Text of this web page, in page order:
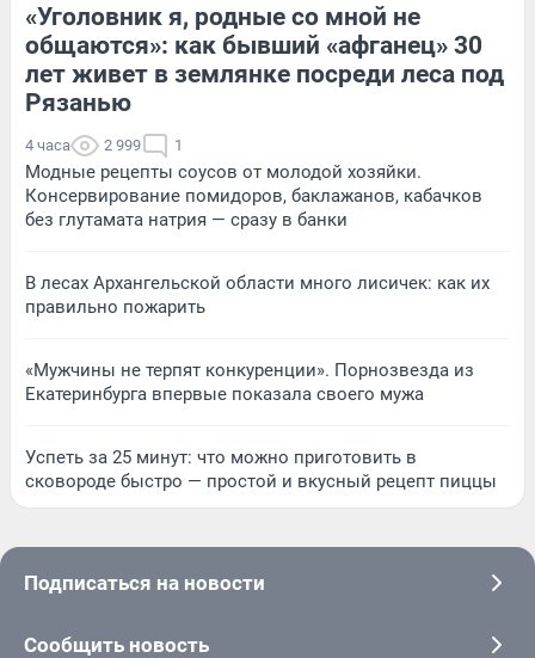
«Уголовник я, родные со мной не
общаются»: как бывший «афганец» 30
лет живет в землянке посреди леса под
Рязанью
4 часа 2 999 1
Модные рецепты соусов от молодой хозяйки.
Консервирование помидоров, баклажанов, кабачков
без глутамата натрия — сразу в банки
В лесах Архангельской области много лисичек: как их
правильно пожарить
«Мужчины не терпят конкуренции». Порнозвезда из
Екатеринбурга впервые показала своего мужа
Успеть за 25 минут: что можно приготовить в
сковороде быстро — простой и вкусный рецепт пиццы
Подписаться на новости
Сообщить новость